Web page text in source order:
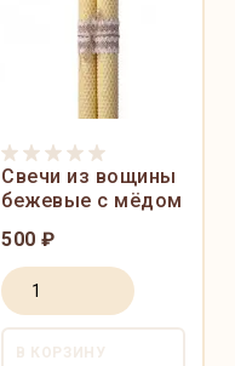
Свечи из вощины
бежевые с мёдом
500 ₽
В КОРЗИНУ